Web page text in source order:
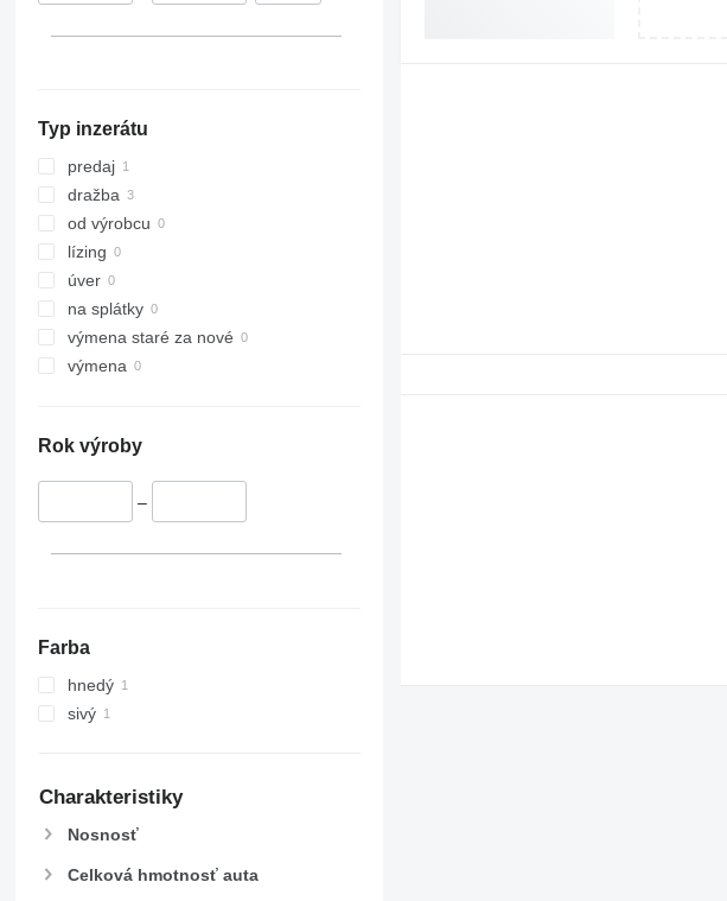
Typ inzerátu
predaj
dražba
od výrobcu
lízing
úver
na splátky
výmena staré za nové
výmena
Rok výroby
–
Farba
hnedý
sivý
Charakteristiky
Nosnosť
Celková hmotnosť auta